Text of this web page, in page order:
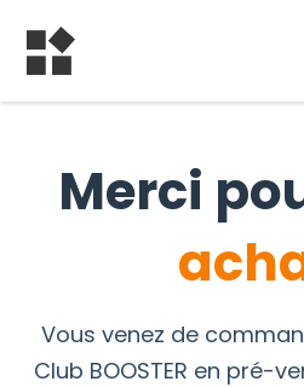
Merci
Vous venez de
Club BOOSTER en pré-